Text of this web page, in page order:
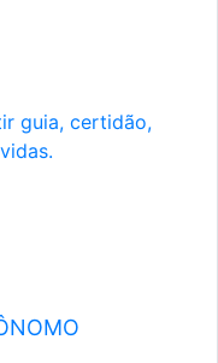
guia, certidão,